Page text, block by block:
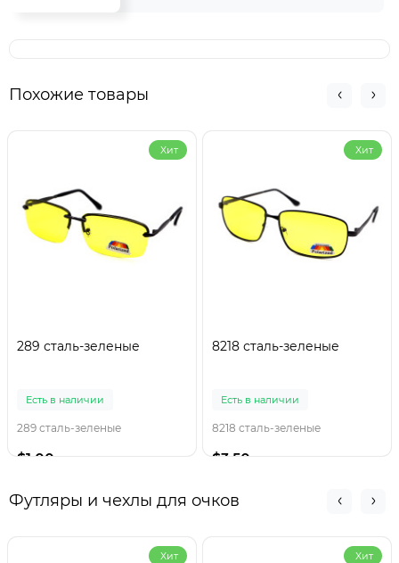
Похожие товары
Хит
289 сталь-зеленые
Есть в наличии
289 сталь-зеленые
$1.00
Хит
8218 сталь-зеленые
Есть в наличии
8218 сталь-зеленые
$3.50
Футляры и чехлы для очков
Хит Хит